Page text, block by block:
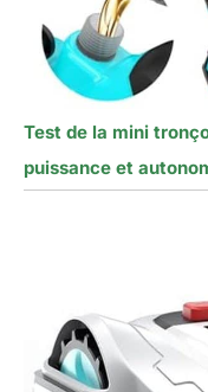
Test de la mini
puissance et